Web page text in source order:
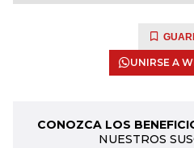
UNIRSE A
CONOZCA LOS
NUESTROS